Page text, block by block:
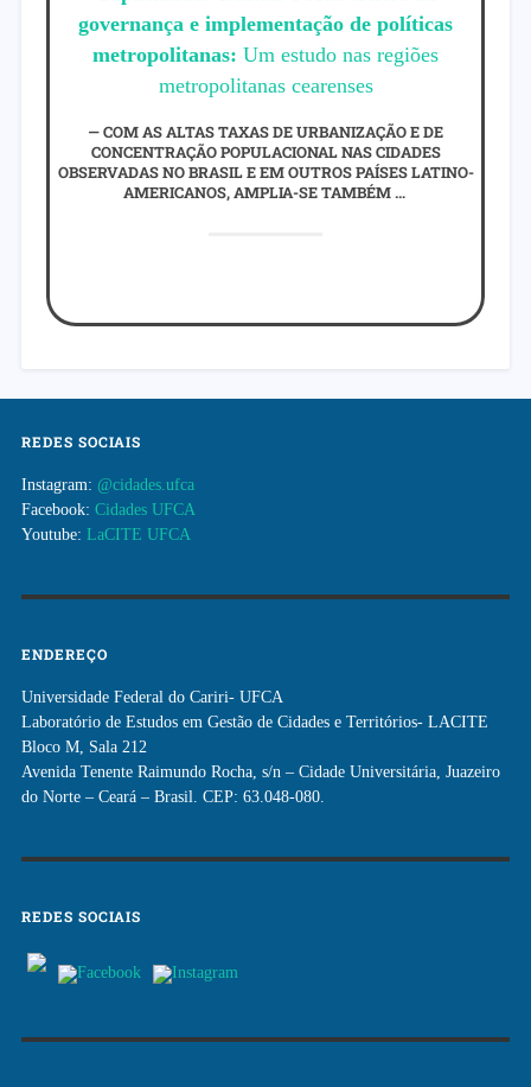
governança e implementação de políticas
metropolitanas: Um estudo nas regiões
metropolitanas cearenses
COM AS ALTAS TAXAS DE URBANIZAÇÃO E DE
CONCENTRAÇÃO POPULACIONAL NAS CIDADES
OBSERVADAS NO BRASIL E EM OUTROS PAÍSES LATINO-
AMERICANOS, AMPLIA-SE TAMBÉM …
REDES SOCIAIS
Instagram: @cidades.ufca
Facebook: Cidades UFCA
Youtube: LaCITE UFCA
ENDEREÇO
Universidade Federal do Cariri- UFCA
Laboratório de Estudos em Gestão de Cidades e Territórios- LACITE
Bloco M, Sala 212
Avenida Tenente Raimundo Rocha, s/n – Cidade Universitária, Juazeiro
do Norte – Ceará – Brasil. CEP: 63.048-080.
REDES SOCIAIS